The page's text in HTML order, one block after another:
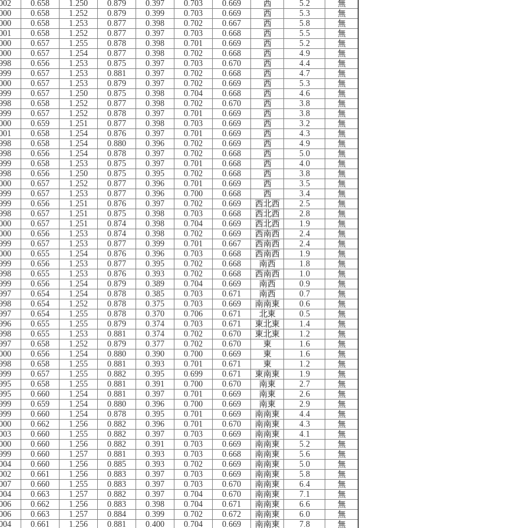
0.658 1.250 0.879 0.397 0.703 0.669 西 5.2
無
0.658 1.252 0.879 0.399 0.703 0.669 西 5.3
無
0.658 1.253 0.877 0.398 0.702 0.667 西 5.8
無
0.658 1.252 0.877 0.397 0.703 0.668 西 5.5
無
0.657 1.255 0.878 0.398 0.701 0.669 西 5.2
無
0.657 1.254 0.877 0.398 0.702 0.668 西 4.9
無
0.656 1.253 0.875 0.397 0.703 0.670 西 4.4
無
0.657 1.253 0.881 0.397 0.702 0.668 西 4.7
無
0.657 1.253 0.879 0.397 0.702 0.669 西 5.3
無
0.657 1.250 0.875 0.398 0.704 0.668 西 4.6
無
0.658 1.252 0.877 0.398 0.702 0.670 西 3.8
無
0.657 1.252 0.878 0.397 0.701 0.669 西 3.8
無
0.659 1.251 0.877 0.398 0.703 0.669 西 3.2
無
0.658 1.254 0.876 0.397 0.701 0.669 西 4.3
無
0.658 1.254 0.880 0.396 0.702 0.669 西 4.9
無
0.656 1.254 0.878 0.397 0.702 0.668 西 5.0
無
0.658 1.253 0.875 0.397 0.701 0.668 西 4.0
無
0.656 1.250 0.875 0.395 0.702 0.668 西 3.8
無
0.657 1.252 0.877 0.396 0.701 0.669 西 3.5
無
0.657 1.253 0.877 0.396 0.700 0.668 西 3.4
無
0.656 1.251 0.876 0.397 0.702 0.669 西北西 2.5
無
0.657 1.251 0.875 0.398 0.703 0.668 西北西 2.8
無
0.657 1.251 0.874 0.398 0.704 0.669 西北西 1.9
無
0.656 1.253 0.874 0.398 0.702 0.669 西南西 2.4
無
0.657 1.253 0.877 0.399 0.701 0.667 西南西 2.4
無
0.655 1.254 0.876 0.396 0.703 0.668 西南西 1.9
無
0.656 1.253 0.877 0.395 0.702 0.668 南西 1.8
無
0.655 1.253 0.876 0.393 0.702 0.668 西南西 1.0
無
0.656 1.254 0.879 0.389 0.704 0.669 南西 0.9
無
0.654 1.254 0.878 0.385 0.703 0.671 南西 0.7
無
0.654 1.252 0.878 0.375 0.703 0.669 南南東 0.6
無
0.654 1.255 0.878 0.370 0.706 0.671 北東 0.5
無
0.655 1.255 0.879 0.374 0.703 0.671 東北東 1.4
無
0.655 1.253 0.881 0.374 0.702 0.670 東北東 1.2
無
0.658 1.252 0.879 0.377 0.702 0.670 東 1.6
無
0.656 1.254 0.880 0.390 0.700 0.669 東 1.6
無
0.658 1.255 0.881 0.393 0.701 0.671 東 1.2
無
0.657 1.255 0.882 0.395 0.699 0.671 東南東 1.9
無
0.658 1.255 0.881 0.391 0.700 0.670 南東 2.7
無
0.660 1.254 0.881 0.397 0.701 0.669 南東 2.6
無
0.659 1.254 0.880 0.396 0.700 0.669 南東 2.9
無
0.660 1.254 0.878 0.395 0.701 0.669 南南東 4.4
無
0.662 1.256 0.882 0.396 0.701 0.670 南南東 4.3
無
0.660 1.255 0.882 0.397 0.703 0.669 南南東 4.1
無
0.660 1.256 0.882 0.391 0.703 0.669 南南東 5.2
無
0.660 1.257 0.881 0.393 0.703 0.668 南南東 5.6
無
0.660 1.256 0.885 0.393 0.702 0.669 南南東 5.0
無
0.661 1.256 0.883 0.397 0.703 0.669 南南東 5.8
無
0.660 1.255 0.883 0.397 0.703 0.670 南南東 6.4
無
0.663 1.257 0.882 0.397 0.704 0.670 南南東 7.1
無
0.662 1.256 0.883 0.398 0.704 0.671 南南東 6.6
無
0.663 1.257 0.884 0.399 0.702 0.672 南南東 6.0
無
0.661 1.256 0.881 0.400 0.704 0.669 南南東 7.8 無